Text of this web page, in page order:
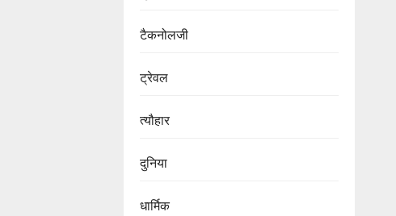
टैकनोलजी
ट्रेवल
त्यौहार
दुनिया
धार्मिक